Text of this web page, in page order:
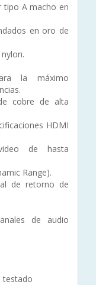
tipo A macho en
en oro de
la máximo
cobre de alta
HDMI
de hasta
Range).
de retorno de
de audio
testado